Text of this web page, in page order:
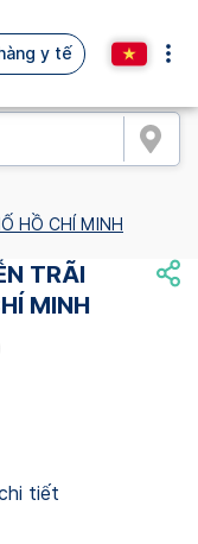
y tế
HỒ CHÍ MINH
TRÃI
MINH
tiết